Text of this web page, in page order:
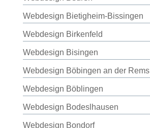
Webdesign Bietigheim-Bissingen
Webdesign Birkenfeld
Webdesign Bisingen
Webdesign Böbingen an der Rems
Webdesign Böblingen
Webdesign Bodeslhausen
Webdesign Bondorf